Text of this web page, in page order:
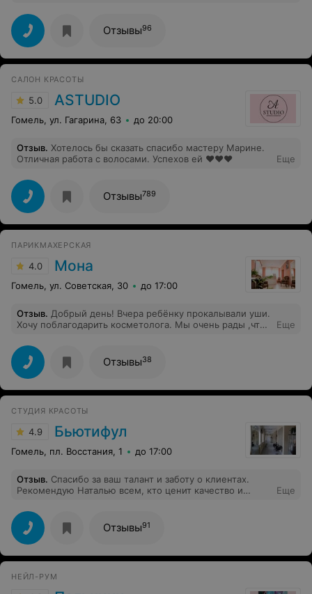
Отзывы96
САЛОН КРАСОТЫ
5.0 ASTUDIO
Гомель, ул. Гагарина, 63 до 20:00
Отзыв. Хотелось бы сказать спасибо мастеру Марине.
Отличная работа с волосами. Успехов ей ❤️❤️❤️
Еще
Отзывы789
ПАРИКМАХЕРСКАЯ
4.0 Мона
Гомель, ул. Советская, 30 до 17:00
Отзыв. Добрый день! Вчера ребёнку прокалывали уши.
Хочу поблагодарить косметолога. Мы очень рады ,что
Еще
Отзывы38
СТУДИЯ КРАСОТЫ
4.9 Бьютифул
Гомель, пл. Восстания, 1 до 17:00
Отзыв. Спасибо за ваш талант и заботу о клиентах.
Рекомендую Наталью всем, кто ценит качество и
Еще
Отзывы91
НЕЙЛ-РУМ